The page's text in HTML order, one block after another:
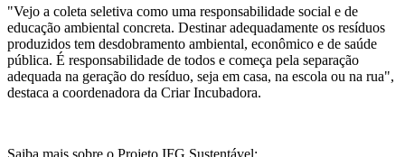
"Vejo a coleta seletiva como uma responsabilidade social e de
educação ambiental concreta. Destinar adequadamente os resíduos
produzidos tem desdobramento ambiental, econômico e de saúde
pública. É responsabilidade de todos e começa pela separação
adequada na geração do resíduo, seja em casa, na escola ou na rua",
destaca a coordenadora da Criar Incubadora.
Saiba mais sobre o Projeto IFG Sustentável: